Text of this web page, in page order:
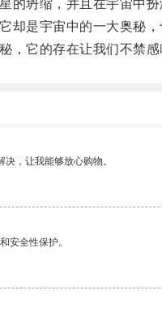
坍缩，并且在宇宙中扮
是宇宙中的一大奥秘，
它的存在让我们不禁感
，让我能够放心购物。
安全性保护。